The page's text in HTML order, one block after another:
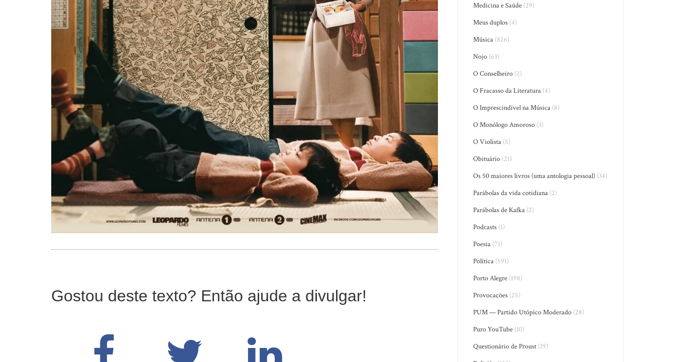
Gostou deste texto? Então ajude a divulgar!
Medicina e Saúde (29)
Meus duplos (4)
Música (826)
Nojo (63)
O Conselheiro (2)
O Fracasso da Literatura (4)
O Imprescindível na Música (8)
O Monólogo Amoroso (3)
O Violista (5)
Obituário (21)
Os 50 maiores livros (uma antologia pessoal) (34)
Parábolas da vida cotidiana (2)
Parábolas de Kafka (2)
Podcasts (1)
Poesia (71)
Política (591)
Porto Alegre (198)
Provocações (25)
PUM — Partido Utópico Moderado (28)
Puro YouTube (10)
Questionário de Proust (19)